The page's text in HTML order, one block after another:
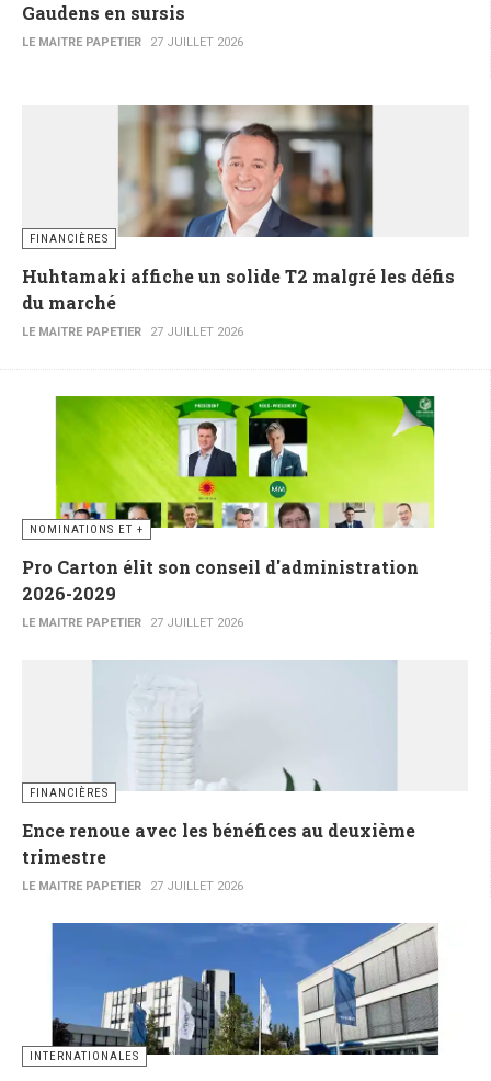
Gaudens en sursis
LE MAITRE PAPETIER 27 JUILLET 2026
FINANCIÈRES
Huhtamaki affiche un solide T2 malgré les défis
du marché
LE MAITRE PAPETIER 27 JUILLET 2026
NOMINATIONS ET +
Pro Carton élit son conseil d'administration
2026-2029
LE MAITRE PAPETIER 27 JUILLET 2026
FINANCIÈRES
Ence renoue avec les bénéfices au deuxième
trimestre
LE MAITRE PAPETIER 27 JUILLET 2026
INTERNATIONALES